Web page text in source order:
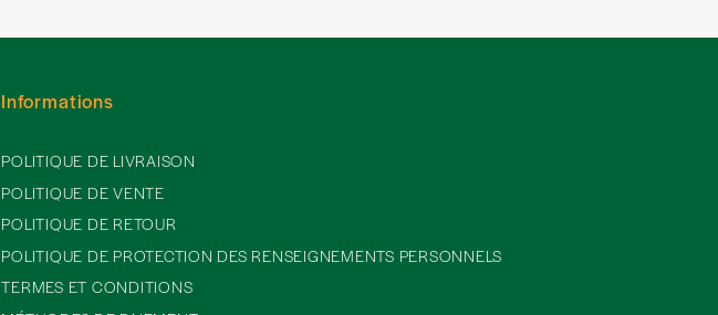
Informations
POLITIQUE DE LIVRAISON
POLITIQUE DE VENTE
POLITIQUE DE RETOUR
POLITIQUE DE PROTECTION DES RENSEIGNEMENTS PERSONNELS
TERMES ET CONDITIONS